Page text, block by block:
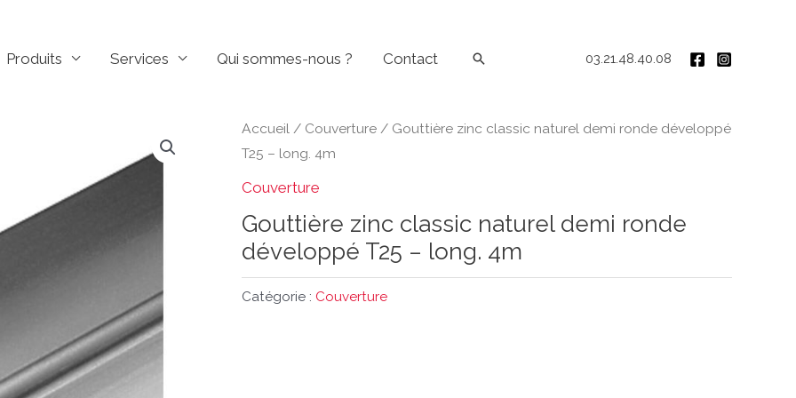
Produits Services Qui sommes-nous ? Contact Rechercher 03.21.48.40.08
Accueil / Couverture / Gouttière zinc classic naturel demi ronde développé
T25 – long. 4m
Couverture
Gouttière zinc classic naturel demi ronde
développé T25 – long. 4m
Catégorie : Couverture